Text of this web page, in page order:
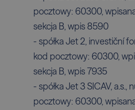
pocztowy: 60300,
sekcja B, wpis 8590
- spółka Jet 2, investiční
kod pocztowy: 60300,
sekcja B, wpis 7935
- spółka Jet 3 SICAV,
pocztowy: 60300,